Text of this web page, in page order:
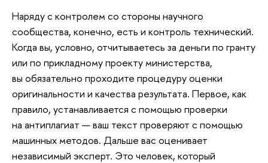
Наряду с контролем со стороны научного
сообщества, конечно, есть и контроль технический.
Когда вы, условно, отчитываетесь за деньги по гранту
или по прикладному проекту министерства,
вы обязательно проходите процедуру оценки
оригинальности и качества результата. Первое, как
правило, устанавливается с помощью проверки
на антиплагиат — ваш текст проверяют с помощью
машинных методов. Дальше вас оценивает
независимый эксперт. Это человек, который